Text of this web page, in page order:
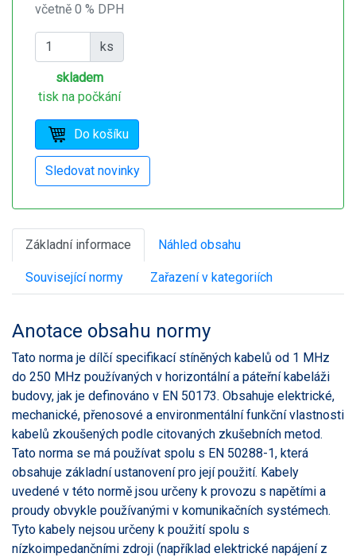
včetně 0 % DPH
ks
skladem
tisk na počkání
Základní informace Náhled obsahu
Související normy Zařazení v kategoriích
Anotace obsahu normy
Tato norma je dílčí specifikací stíněných kabelů od 1 MHz
do 250 MHz používaných v horizontální a páteřní kabeláži
budovy, jak je definováno v EN 50173. Obsahuje elektrické,
mechanické, přenosové a environmentální funkční vlastnosti
kabelů zkoušených podle citovaných zkušebních metod.
Tato norma se má používat spolu s EN 50288-1, která
obsahuje základní ustanovení pro její použití. Kabely
uvedené v této normě jsou určeny k provozu s napětími a
proudy obvykle používanými v komunikačních systémech.
Tyto kabely nejsou určeny k použití spolu s
nízkoimpedančními zdroji (například elektrické napájení z